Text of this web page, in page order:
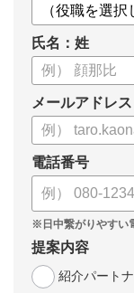
氏名：姓
メールアドレス
電話番号
提案内容
紹介パート